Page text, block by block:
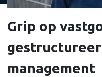
Grip op
management